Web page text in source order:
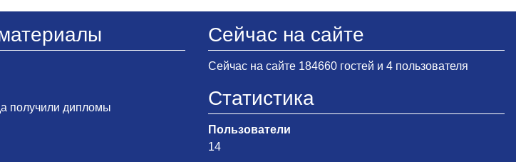
получили дипломы
Сейчас на сайте
Сейчас на сайте 184660 гостей и 4 пользователя
Статистика
Пользователи
14